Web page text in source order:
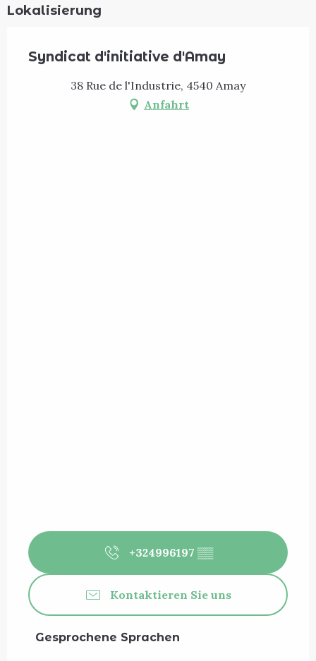
Lokalisierung
Syndicat d'initiative d'Amay
38 Rue de l'Industrie, 4540 Amay
Anfahrt
+324996197 ▒▒
Kontaktieren Sie uns
Gesprochene Sprachen
Gesprochene Sprachen